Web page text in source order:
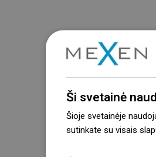
Ši svetainė
Šioje svetainėje
sutinkate su visais